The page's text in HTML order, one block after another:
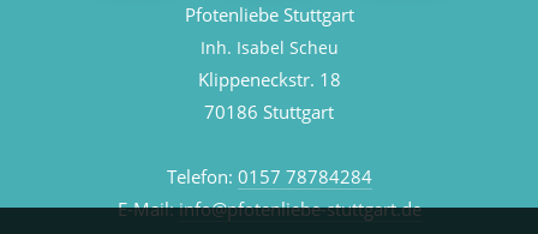
Pfotenliebe Stuttgart
Inh. Isabel Scheu
Klippeneckstr. 18
70186 Stuttgart
Telefon: 0157 78784284
E-Mail:info@pfotenliebe-stuttgart.de